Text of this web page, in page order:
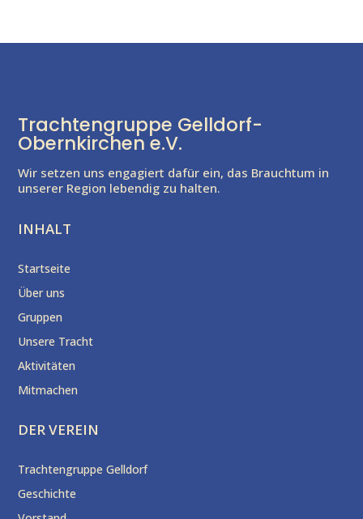
Trachtengruppe Gelldorf-
Obernkirchen e.V.
Wir setzen uns engagiert dafür ein, das Brauchtum in
unserer Region lebendig zu halten.
INHALT
Startseite
Über uns
Gruppen
Unsere Tracht
Aktivitäten
Mitmachen
DER VEREIN
Trachtengruppe Gelldorf
Geschichte